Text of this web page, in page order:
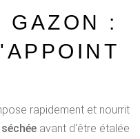
GAZON :
rapidement et nourrit
avant d'être étalée